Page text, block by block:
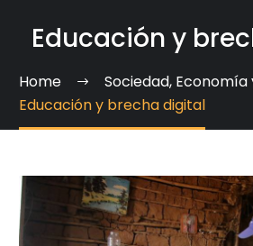
Educación y
Home
Sociedad,
Educación y brecha digital